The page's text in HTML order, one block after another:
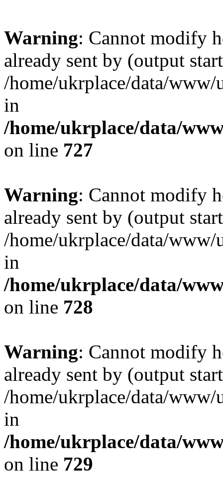
Warning: Cannot modify
already sent by (output
/home/ukrplace/data/
in
/home/ukrplace/data/
on line 727
Warning: Cannot modify
already sent by (output
/home/ukrplace/data/
in
/home/ukrplace/data/
on line 728
Warning: Cannot modify
already sent by (output
/home/ukrplace/data/
in
/home/ukrplace/data/
on line 729